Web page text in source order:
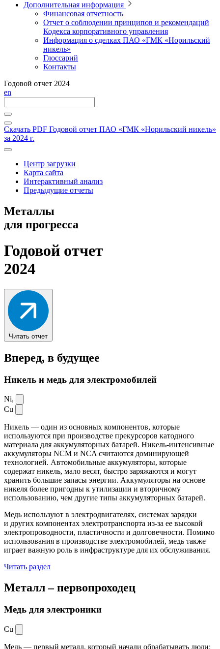
Дополнительная информация
Финансовая отчетность
Отчет о соблюдении принципов и рекомендаций
Кодекса корпоративного управления
Информация о сделках ПАО «ГМК «Норильский
никель»
Глоссарий
Контакты
Годовой отчет 2024
en
Скачать PDF Годовой отчет ПАО «ГМК «Норильский никель»
за 2024 г.
Центр загрузки
Карта сайта
Интерактивный анализ
Предыдущие отчеты
Металлы
для прогресса
Годовой отчет
2024
Читать отчет
Вперед, в будущее
Никель и медь для электромобилей
Ni,
Cu
Никель — один из основных компонентов, которые
используются при производстве прекурсоров катодного
материала для аккумуляторных батарей. Никель-интенсивные
аккумуляторы NCM и NCA считаются доминирующей
технологией. Автомобильные аккумуляторы, которые
содержат никель, мало весят, быстро заряжаются и могут
хранить большие запасы энергии. Аккумуляторы на основе
никеля более пригодны к утилизации и вторичному
использованию, чем другие типы аккумуляторных батарей.
Медь используют в электродвигателях, системах зарядки
и других компонентах электротранспорта из-за ее высокой
электропроводности, пластичности и долговечности. Помимо
использования в производстве электромобилей, медь также
играет важную роль в инфраструктуре для их обслуживания.
Читать раздел
Металл –первопроходец
Медь для электроники
Cu
Медь — первый металл, который начали обрабатывать люди: